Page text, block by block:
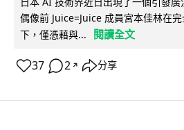
偶像前 Juice=Juice 成員宮本佳林在
下，僅憑藉與...
閱讀全文
37 2 ↗ 分享